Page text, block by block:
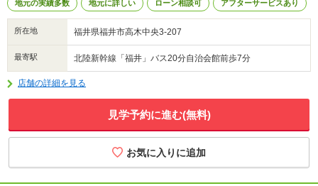
地元の実績多数 地元に詳しい ローン相談可 アフターサービスあり
所在地 福井県福井市高木中央3-207
最寄駅 北陸新幹線「福井」バス20分自治会館前歩7分
店舗の詳細を見る
見学予約に進む(無料)